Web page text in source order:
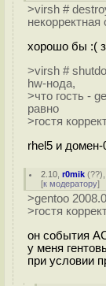
>virsh #
некорректная
хорошо бы :(
>virsh #
hw-нода,
>что гость -
равно
>гостя
rhel5 и домен-
2.10 ,r0mik (??
[к модератору]
>gentoo
>гостя
он события
у меня
при условии